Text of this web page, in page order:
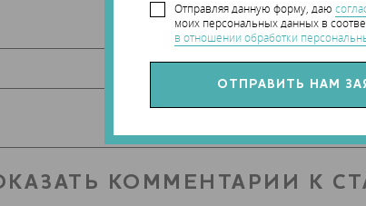
Отправляя данную форму, даю
моих персональных данных в
в отношении обработки
КОММЕНТАРИИ К